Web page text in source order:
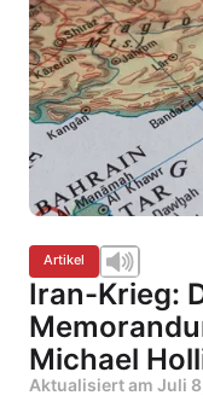
Artikel
Iran-Krieg:
Michael
Aktualisiert am Juli